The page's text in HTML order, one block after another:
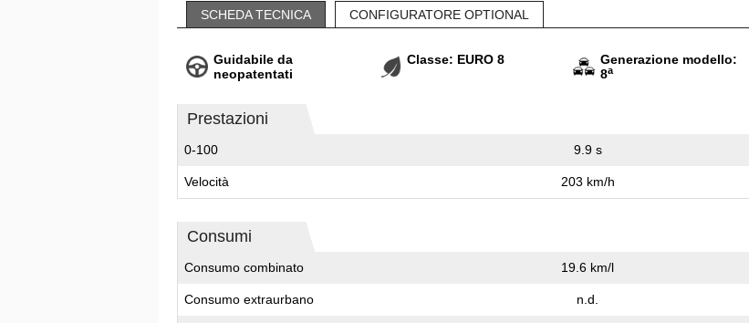
SCHEDA TECNICA CONFIGURATORE OPTIONAL
Guidabile da
neopatentati
Classe: EURO 8
Generazione modello:
8a
Prestazioni
0-100 9.9 s
Velocità 203 km/h
Consumi
Consumo combinato 19.6 km/l
Consumo extraurbano n.d.